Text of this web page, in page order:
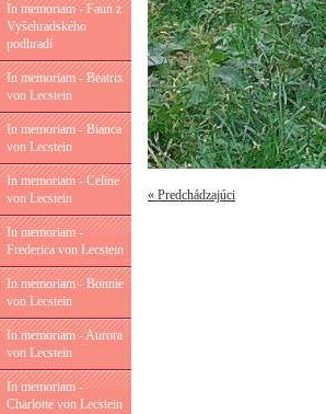
In memoriam - Faun z
Vyšehradského
podhradí
In memoriam - Beatrix
von Lecstein
In memoriam - Bianca
von Lecstein
In memoriam - Celine
von Lecstein
In memoriam -
Frederica von Lecstein
In memoriam - Bonnie
von Lecstein
In memoriam - Aurora
von Lecstein
In memoriam -
Charlotte von Lecstein
« Predchádzajúci